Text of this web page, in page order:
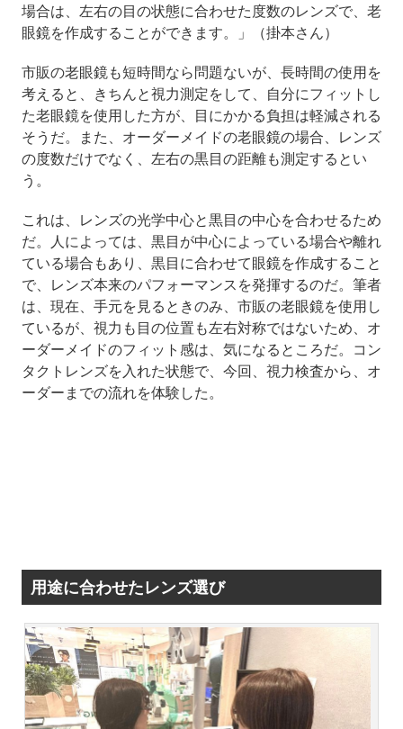
場合は、左右の目の状態に合わせた度数のレンズで、老
眼鏡を作成することができます。」（掛本さん）
市販の老眼鏡も短時間なら問題ないが、長時間の使用を
考えると、きちんと視力測定をして、自分にフィットし
た老眼鏡を使用した方が、目にかかる負担は軽減される
そうだ。また、オーダーメイドの老眼鏡の場合、レンズ
の度数だけでなく、左右の黒目の距離も測定するとい
う。
これは、レンズの光学中心と黒目の中心を合わせるため
だ。人によっては、黒目が中心によっている場合や離れ
ている場合もあり、黒目に合わせて眼鏡を作成すること
で、レンズ本来のパフォーマンスを発揮するのだ。筆者
は、現在、手元を見るときのみ、市販の老眼鏡を使用し
ているが、視力も目の位置も左右対称ではないため、オ
ーダーメイドのフィット感は、気になるところだ。コン
タクトレンズを入れた状態で、今回、視力検査から、オ
ーダーまでの流れを体験した。
用途に合わせたレンズ選び